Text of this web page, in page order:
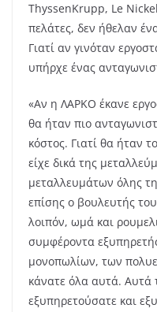
ThyssenKrupp, Le
πελάτες, δεν ήθελαν
Γιατί αν γινόταν
υπήρχε ένας
«Αν η ΛΑΡΚΟ έκανε
θα ήταν πιο
κόστος. Γιατί θα ήταν
είχε δικά της
μεταλλευμάτων όλης
επίσης ο βουλευτής
λοιπόν, ωμά και
συμφέροντα
μονοπωλίων, των
κάνατε όλα αυτά. Αυτά
εξυπηρετούσατε και